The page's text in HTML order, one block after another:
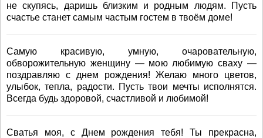
не скупясь, даришь близким и родным людям. Пусть
счастье станет самым частым гостем в твоём доме!
Самую красивую, умную, очаровательную,
обворожительную женщину — мою любимую сваху —
поздравляю с днем рождения! Желаю много цветов,
улыбок, тепла, радости. Пусть твои мечты исполнятся.
Всегда будь здоровой, счастливой и любимой!
Сватья моя, с Днем рождения тебя! Ты прекрасна,